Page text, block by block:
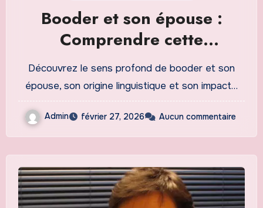
Booder et son épouse :
Comprendre cette
expression et son impact
relationnel
Découvrez le sens profond de booder et son
épouse, son origine linguistique et son impact…
Admin février 27, 2026 Aucun commentaire